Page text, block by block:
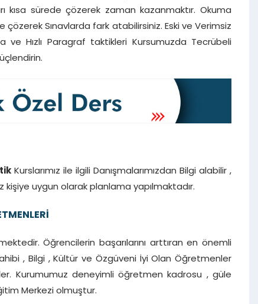
kısa sürede çözerek zaman kazanmaktır. Okuma
çözerek Sınavlarda fark atabilirsiniz. Eski ve Verimsiz
ve Hızlı Paragraf taktikleri Kursumuzda Tecrübeli
Kurslarımız ile ilgili Danışmalarımızdan Bilgi alabilir ,
uygun olarak planlama yapılmaktadır.
Öğrencilerin başarılarını arttıran en önemli
, Bilgi , Kültür ve Özgüveni İyi Olan Öğretmenler
Kurumumuz deneyimli öğretmen kadrosu , güle
Merkezi olmuştur.